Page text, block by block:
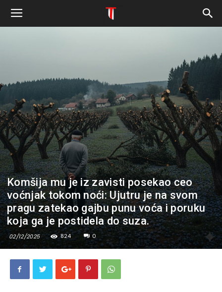
Komšija mu je iz zavisti posekao ceo
voćnjak tokom noći: Ujutru je na svom
pragu zatekao gajbu punu voća i poruku
koja ga je postidela do suza.
02/12/2025 824 0